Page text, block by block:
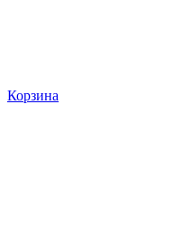
Корзина